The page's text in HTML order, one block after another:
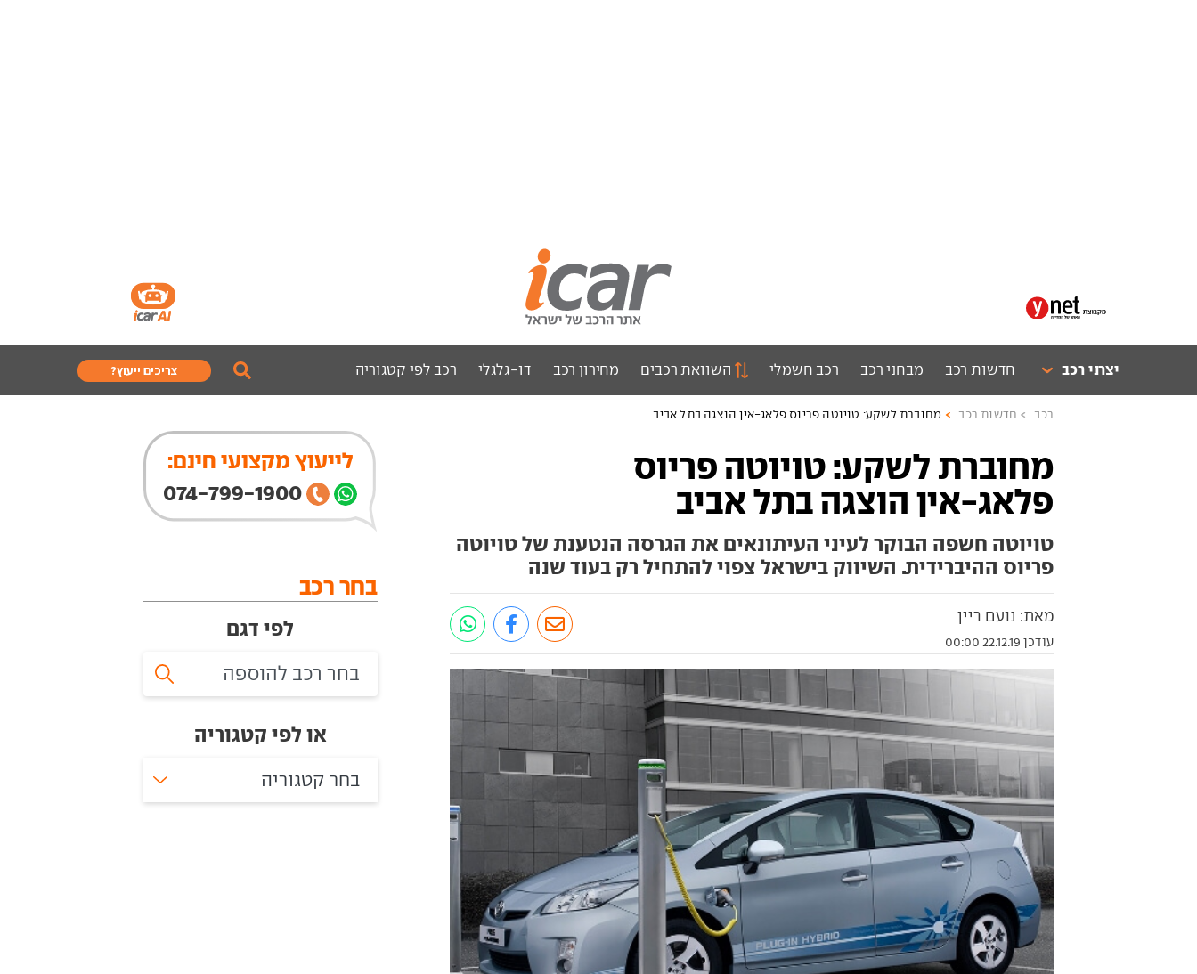
יצרני רכב חדשות רכב מבחני רכב רכב חשמלי השוואת רכבים מחירון רכב דו-גלגלי רכב לפי קטגוריה צריכים ייעוץ?
רכב חדשות רכב מחוברת לשקע: טויוטה פריוס פלאג-אין הוצגה בתל אביב
מחוברת לשקע: טויוטה פריוס
פלאג-אין הוצגה בתל אביב
טויוטה חשפה הבוקר לעיני העיתונאים את הגרסה הנטענת של טויוטה
פריוס ההיברידית. השיווק בישראל צפוי להתחיל רק בעוד שנה
מאת: נועם ריין
עודכן 22.12.19 00:00
לייעוץ מקצועי חינם:
074-799-1900
בחר רכב
לפי דגם
או לפי קטגוריה
בחר קטגוריה